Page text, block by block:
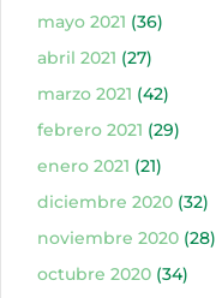
mayo 2021 (36)
abril 2021 (27)
marzo 2021 (42)
febrero 2021 (29)
enero 2021 (21)
diciembre 2020(32)
noviembre 2020(28)
octubre 2020(34)